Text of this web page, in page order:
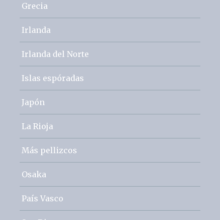
Grecia
Irlanda
Irlanda del Norte
Islas espóradas
Japón
La Rioja
Más pellizcos
Osaka
País Vasco